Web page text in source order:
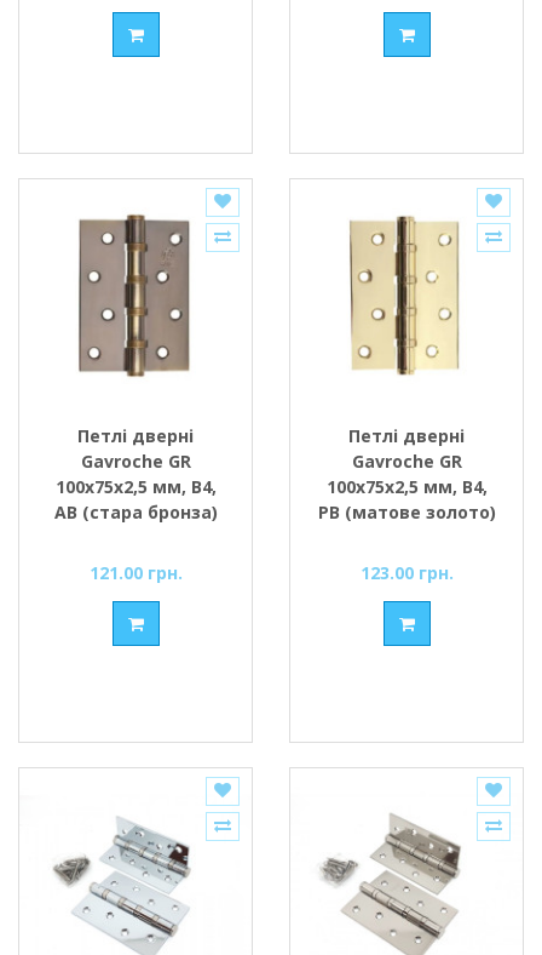
Петлі дверні
Gavroche GR
100x75x2,5 мм, B4,
АВ (стара бронза)
121.00 грн.
Петлі дверні
Gavroche GR
100x75x2,5 мм, B4,
PB (матове золото)
123.00 грн.